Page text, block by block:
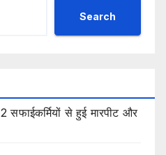
Search
सफाईकर्मियों से हुई मारपीट और